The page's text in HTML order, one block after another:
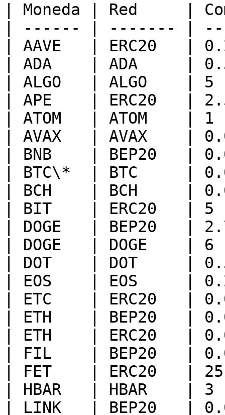
| Moneda | Red     |
| ------ | ------- |
| AAVE   | ERC20
| ADA    | ADA
| ALGO   | ALGO
| APE    | ERC20
| ATOM   | ATOM
| AVAX   | AVAX
| BNB    | BEP20
| BTC\*  | BTC     |
| BCH    | BCH     |
| BIT    | ERC20
| DOGE   | BEP20
| DOGE   | DOGE
| DOT    | DOT
| EOS    | EOS
| ETC    | ERC20
| ETH    | BEP20   |
| ETH    | ERC20
| FIL    | BEP20   |
| FET    | ERC20
| HBAR   | HBAR
| LINK   | BEP20   |